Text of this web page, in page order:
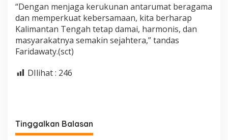
“Dengan menjaga kerukunan antarumat beragama
dan memperkuat kebersamaan, kita berharap
Kalimantan Tengah tetap damai, harmonis, dan
masyarakatnya semakin sejahtera,” tandas
Faridawaty.(sct)
DIlihat : 246
Tinggalkan Balasan